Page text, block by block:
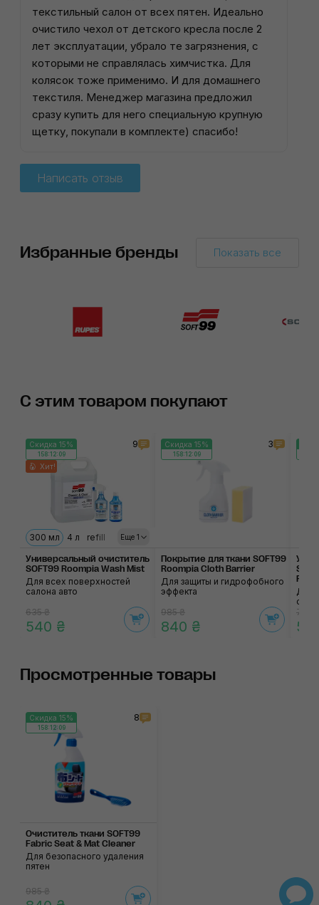
текстильный салон от всех пятен. Идеально
очистило чехол от детского кресла после 2
лет эксплуатации, убрало те загрязнения, с
которыми не справлялась химчистка. Для
колясок тоже применимо. И для домашнего
текстиля. Менеджер магазина предложил
сразу купить для него специальную крупную
щетку, покупали в комплекте) спасибо!
Написать отзыв
Избранные бренды Показать все
С этим товаром покупают
Скидка 15%
158:12:09
Хит!
9
Еще 1
300 мл 4 л refill
Универсальный очиститель
SOFT99 Roompia Wash Mist
Для всех поверхностей
салона авто
635 ₴
540 ₴
Скидка 15%
158:12:09
3
Покрытие для ткани SOFT99
Roompia Cloth Barrier
Для защиты и гидрофобного
эффекта
985 ₴
840 ₴
Plus
Для
700
Просмотренные товары
Скидка 15%
158:12:09
8
Очиститель ткани SOFT99
Fabric Seat & Mat Cleaner
Для безопасного удаления
пятен
985 ₴